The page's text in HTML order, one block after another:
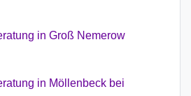
in Groß Nemerow
in Möllenbeck bei